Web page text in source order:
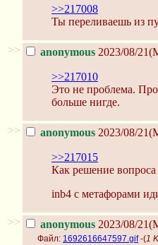
>>217008
Ты переливаешь из
>> anonymous 2023/08/
>>217010
Это не проблема.
больше нигде.
>> anonymous 2023/08/
>>217015
Как решение вопроса
inb4 с метафорами
>> anonymous 2023/08/
Файл: 1692616647597.gif-(1